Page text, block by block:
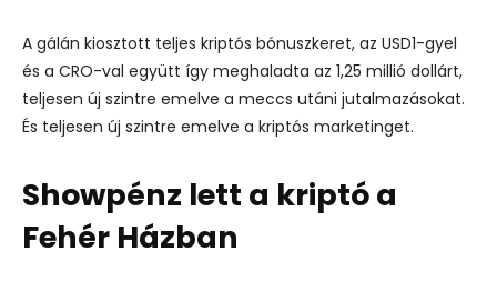
A gálán kiosztott teljes kriptós bónuszkeret, az USD1-gyel
és a CRO-val együtt így meghaladta az 1,25 millió dollárt,
teljesen új szintre emelve a meccs utáni jutalmazásokat.
És teljesen új szintre emelve a kriptós marketinget.
Showpénz lett a kriptó a
Fehér Házban